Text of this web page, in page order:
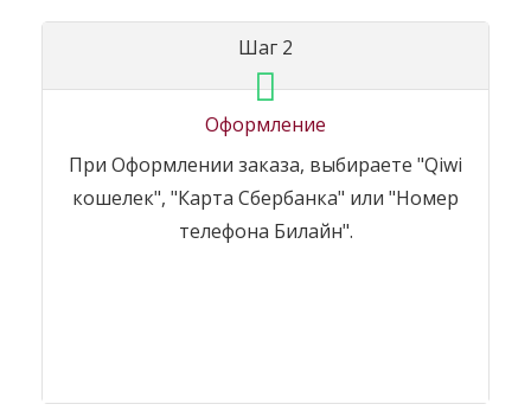
Шаг 2
Оформление
При Оформлении заказа, выбираете "Qiwi
кошелек", "Карта Сбербанка" или "Номер
телефона Билайн".